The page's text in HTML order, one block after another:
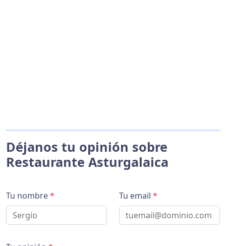
Déjanos tu opinión sobre
Restaurante Asturgalaica
Tu nombre* Tu email *